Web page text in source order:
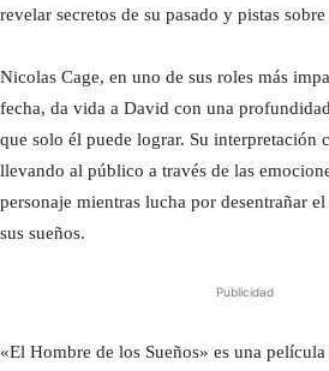
revelar secretos de su pasado y pistas
Nicolas Cage, en uno de sus roles más
fecha, da vida a David con una
que solo él puede lograr. Su interpretación
llevando al público a través de las
personaje mientras lucha por desentrañar
sus sueños.
Publicidad
«El Hombre de los Sueños» es una